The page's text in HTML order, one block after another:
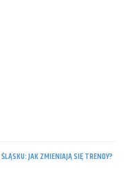
JAK ZMIENIAJĄ SIĘ TRENDY?